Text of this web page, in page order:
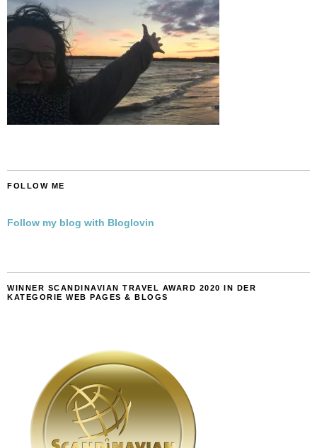
FOLLOW ME
Follow my blog with Bloglovin
WINNER SCANDINAVIAN TRAVEL AWARD 2020 IN DER
KATEGORIE WEB PAGES & BLOGS